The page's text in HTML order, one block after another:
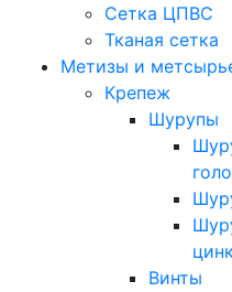
Сетка ЦПВС
Тканая сетка
Метизы и
Крепеж
Шурупы
цинк
Винты